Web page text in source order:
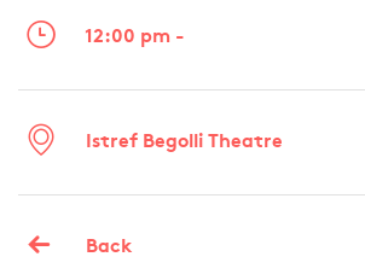
12:00 pm -
Istref Begolli Theatre
Back